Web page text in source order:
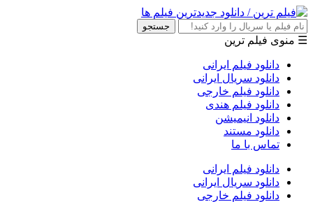
جستجو
☰ منوی فیلم ترین
دانلود فیلم ایرانی
دانلود سریال ایرانی
دانلود فیلم خارجی
دانلود فیلم هندی
دانلود انیمیشن
دانلود مستند
تماس با ما
دانلود فیلم ایرانی
دانلود سریال ایرانی
دانلود فیلم خارجی